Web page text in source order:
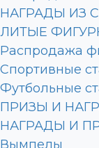
НАГРАДЫ ИЗ
ЛИТЫЕ
Распродажа
Спортивные
Футбольные
ПРИЗЫ И
НАГРАДЫ И
Вымпелы